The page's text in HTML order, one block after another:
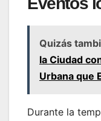
Quizás
la Ciudad
Urbana que
Durante la